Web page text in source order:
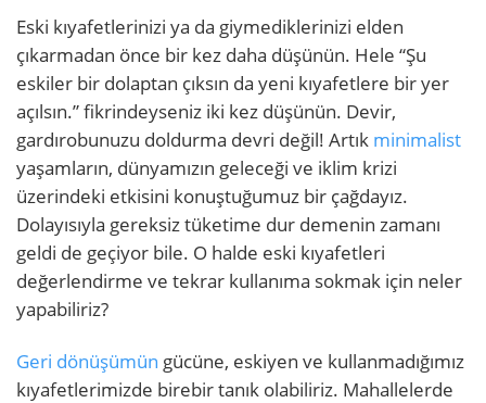
Eski kıyafetlerinizi ya da giymediklerinizi elden
çıkarmadan önce bir kez daha düşünün. Hele “Şu
eskiler bir dolaptan çıksın da yeni kıyafetlere bir yer
açılsın.” fikrindeyseniz iki kez düşünün. Devir,
gardırobunuzu doldurma devri değil! Artık minimalist
yaşamların, dünyamızın geleceği ve iklim krizi
üzerindeki etkisini konuştuğumuz bir çağdayız.
Dolayısıyla gereksiz tüketime dur demenin zamanı
geldi de geçiyor bile. O halde eski kıyafetleri
değerlendirme ve tekrar kullanıma sokmak için neler
yapabiliriz?
Geri dönüşümün gücüne, eskiyen ve kullanmadığımız
kıyafetlerimizde birebir tanık olabiliriz. Mahallelerde